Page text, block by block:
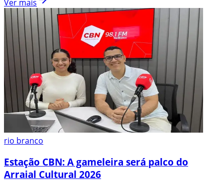
Ver mais
rio branco
Estação CBN: A gameleira será palco do
Arraial Cultural 2026